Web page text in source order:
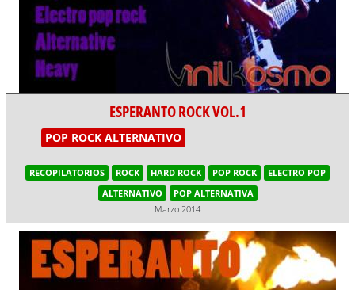
ESPERANTO ROCK VOL.1
POP ROCK ALTERNATIVO
RECOPILATORIOS ROCK HARD ROCK POP ROCK
ELECTRO POP
ALTERNATIVO
POP ALTERNATIVA
Marzo 2014